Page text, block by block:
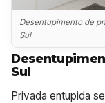
Desentupimento de
Sul
Sul
Privada entupida